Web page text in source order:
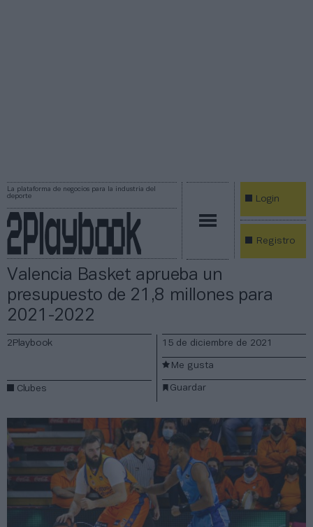
La plataforma de negocios para la industria del
deporte
Login
Registro
Valencia Basket aprueba un
presupuesto de 21,8 millones para
2021-2022
2Playbook
Clubes
15 de diciembre de 2021
Guardar
Me gusta